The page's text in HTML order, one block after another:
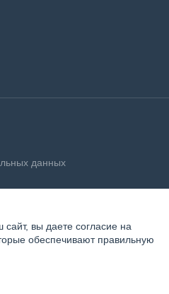
данных
вы даете согласие на
обеспечивают правильную